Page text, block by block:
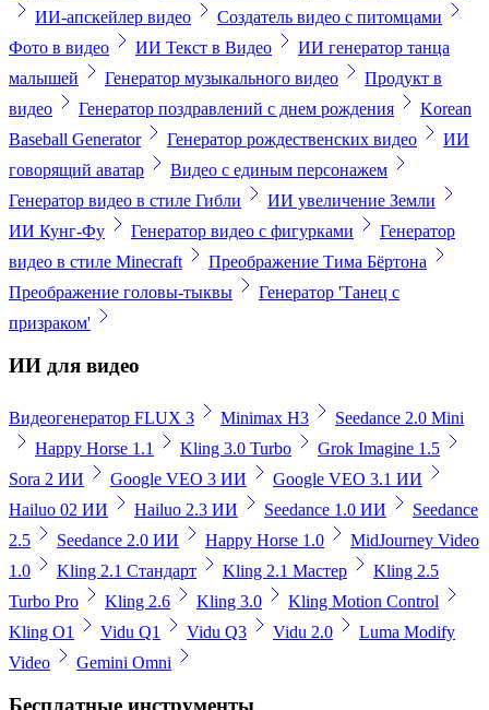
ИИ-апскейлер видео
Создатель видео с питомцами
Фото в видео
ИИ Текст в Видео
ИИ генератор танца
малышей
Генератор музыкального видео
Продукт в
видео
Генератор поздравлений с днем рождения
Korean
Baseball Generator
Генератор рождественских видео
ИИ
говорящий аватар
Видео с единым персонажем
Генератор видео в стиле Гибли
ИИ увеличение Земли
ИИ Кунг-Фу
Генератор видео с фигурками
Генератор
видео в стиле Minecraft
Преображение Тима Бёртона
Преображение головы-тыквы
Генератор 'Танец с
призраком'
ИИ для видео
Видеогенератор FLUX 3 Minimax H3
Seedance 2.0 Mini
Happy Horse 1.1
Kling 3.0 Turbo
Grok Imagine 1.5
Sora 2 ИИ
Google VEO 3 ИИ
Google VEO 3.1 ИИ
Hailuo 02 ИИ
Hailuo 2.3 ИИ Seedance 1.0 ИИ
Seedance
2.5
Seedance 2.0 ИИ Happy Horse 1.0
MidJourney Video
1.0
Kling 2.1 Стандарт Kling 2.1 Мастер
Kling 2.5
Turbo Pro
Kling 2.6 Kling 3.0
Kling Motion Control
Kling O1
Vidu Q1 Vidu Q3 Vidu 2.0
Luma Modify
Video
Gemini Omni
Бесплатные инструменты